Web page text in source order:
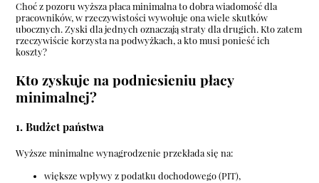
Choć z pozoru wyższa płaca minimalna to dobra wiadomość dla
pracowników, w rzeczywistości wywołuje ona wiele skutków
ubocznych. Zyski dla jednych oznaczają straty dla drugich. Kto zatem
rzeczywiście korzysta na podwyżkach, a kto musi ponieść ich
koszty?
Kto zyskuje na podniesieniu płacy
minimalnej?
1. Budżet państwa
Wyższe minimalne wynagrodzenie przekłada się na:
większe wpływy z podatku dochodowego (PIT),